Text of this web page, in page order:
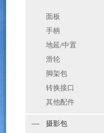
面板
手柄
地延/中置
滑轮
脚架包
转换接口
其他配件
摄影包